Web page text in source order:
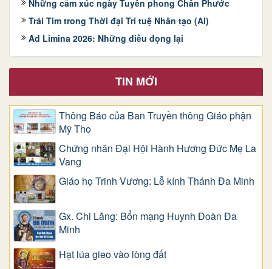
Những cảm xúc ngày Tuyên phong Chân Phước
Trái Tim trong Thời đại Trí tuệ Nhân tạo (AI)
Ad Limina 2026: Những điều đọng lại
TIN MỚI
Thông Báo của Ban Truyền thông Giáo phận
Mỹ Tho
Chứng nhân Đại Hội Hành Hương Đức Mẹ La
Vang
Giáo họ Trinh Vương: Lễ kính Thánh Đa Minh
Gx. Chi Lăng: Bổn mạng Huynh Đoàn Đa
Minh
Hạt lúa gieo vào lòng đất